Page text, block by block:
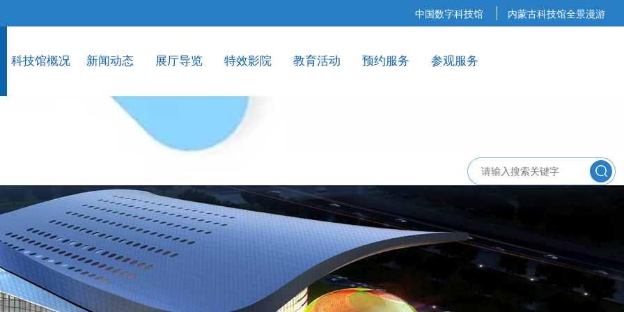
中国数字科技馆 内蒙古科技馆全景漫游
科技馆概况 新闻动态 展厅导览 特效影院 教育活动 预约服务 参观服务